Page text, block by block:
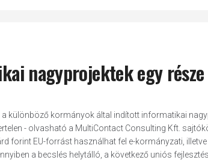
nagyprojektek egy
különböző kormányok által indított informatikai
- olvasható a MultiContact Consulting Kft.
forint EU-forrást használhat fel e-kormányzati,
a becslés helytálló, a következő uniós